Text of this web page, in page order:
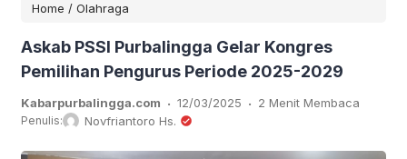
Home / Olahraga
Askab PSSI Purbalingga Gelar Kongres
Pemilihan Pengurus Periode 2025-2029
Kabarpurbalingga.com . 12/03/2025 . 2 Menit Membaca
Penulis: Novfriantoro Hs.